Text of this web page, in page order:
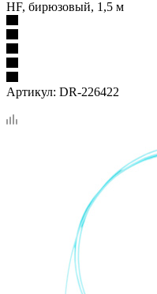
HF, бирюзовый, 1,5 м
Артикул: DR-226422